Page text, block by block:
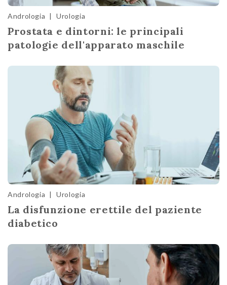
Andrologia | Urologia
Prostata e dintorni: le principali
patologie dell'apparato maschile
Andrologia | Urologia
La disfunzione erettile del paziente
diabetico